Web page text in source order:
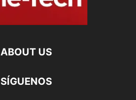
ABOUT US
SÍGUENOS